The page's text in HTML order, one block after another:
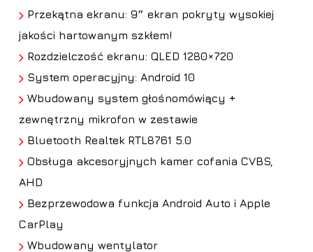
Przekątna ekranu: 9″ ekran pokryty wysokiej
jakości hartowanym szkłem!
Rozdzielczość ekranu: QLED 1280×720
System operacyjny: Android 10
Wbudowany system głośnomówiący +
zewnętrzny mikrofon w zestawie
Bluetooth Realtek RTL8761 5.0
Obsługa akcesoryjnych kamer cofania CVBS,
AHD
Bezprzewodowa funkcja Android Auto i Apple
CarPlay
Wbudowany wentylator